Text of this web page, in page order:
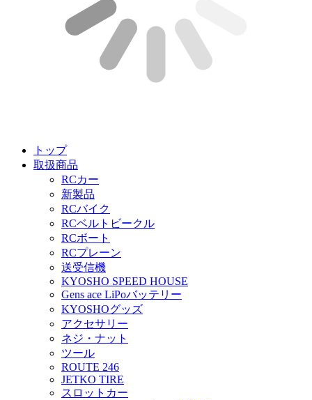
トップ
取扱商品
RCカー
新製品
RCバイク
RCベルトビークル
RCボート
RCプレーン
送受信機
KYOSHO SPEED HOUSE
Gens ace LiPoバッテリー
KYOSHOグッズ
アクセサリー
ネジ・ナット
ツール
ROUTE 246
JETKO TIRE
スロットカー